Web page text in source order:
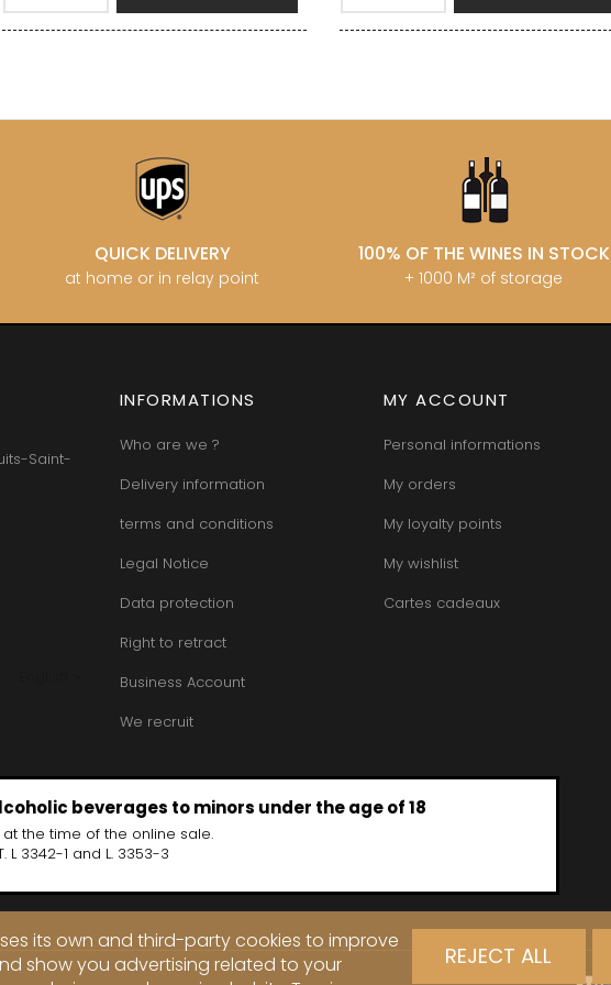
QUICK DELIVERY
at home or in relay point
100% OF THE WINES IN STOCK
+ 1000 M² of storage
Saint-
INFORMATIONS
Who are we ?
Delivery information
terms and conditions
Legal Notice
Data protection
Right to retract
Business Account
We recruit
MY ACCOUNT
Personal informations
My orders
My loyalty points
My wishlist
Cartes cadeaux
beverages to minors under the age of 18
the time of the online sale.
L 3342-1 and L. 3353-3
its own and third-party cookies to improve
show you advertising related to your
REJECT ALL